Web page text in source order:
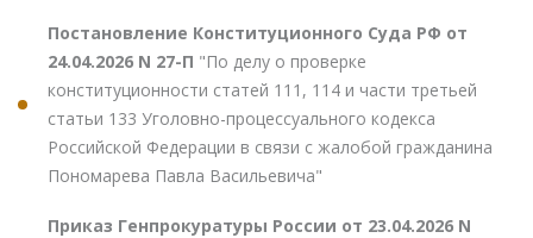
Постановление Конституционного Суда РФ от
24.04.2026 N 27-П "По делу о проверке
конституционности статей 111, 114 и части третьей
статьи 133 Уголовно-процессуального кодекса
Российской Федерации в связи с жалобой гражданина
Пономарева Павла Васильевича"
Приказ Генпрокуратуры России от 23.04.2026 N